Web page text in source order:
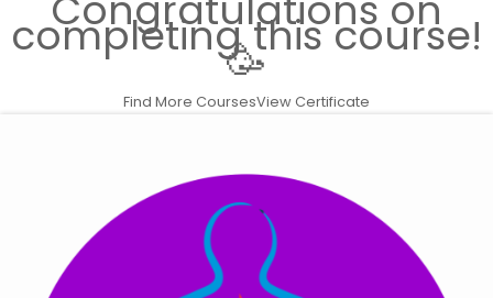
completing this course!
🥳
Find More CoursesView Certificate